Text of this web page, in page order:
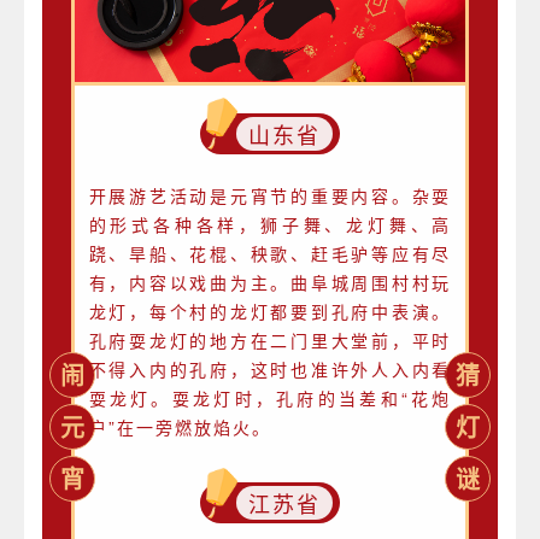
闹
元
宵
山东省
开展游艺活动是元宵节的重要内容。杂耍
的形式各种各样，狮子舞、龙灯舞、高
跷、旱船、花棍、秧歌、赶毛驴等应有尽
有，内容以戏曲为主。曲阜城周围村村玩
龙灯，每个村的龙灯都要到孔府中表演。
孔府耍龙灯的地方在二门里大堂前，平时
不得入内的孔府，这时也准许外人入内看
耍龙灯。耍龙灯时，孔府的当差和“花炮
户”在一旁燃放焰火。
江苏省
猜
灯
谜